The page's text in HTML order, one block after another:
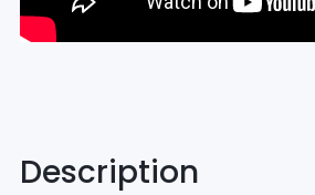
Description